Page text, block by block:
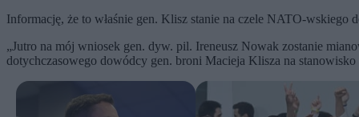
Informację, że to właśnie gen. Klisz stanie na czele NATO-
„Jutro na mój wniosek gen. dyw. pil. Ireneusz Nowak zostanie
dotychczasowego dowódcy gen. broni Macieja Klisza na